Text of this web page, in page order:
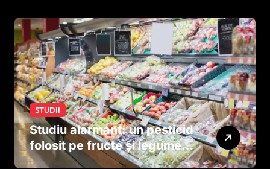
STUDII
Studiu alarmant: un pesticid
folosit pe fructe și legume
ar putea afecta dezvoltarea